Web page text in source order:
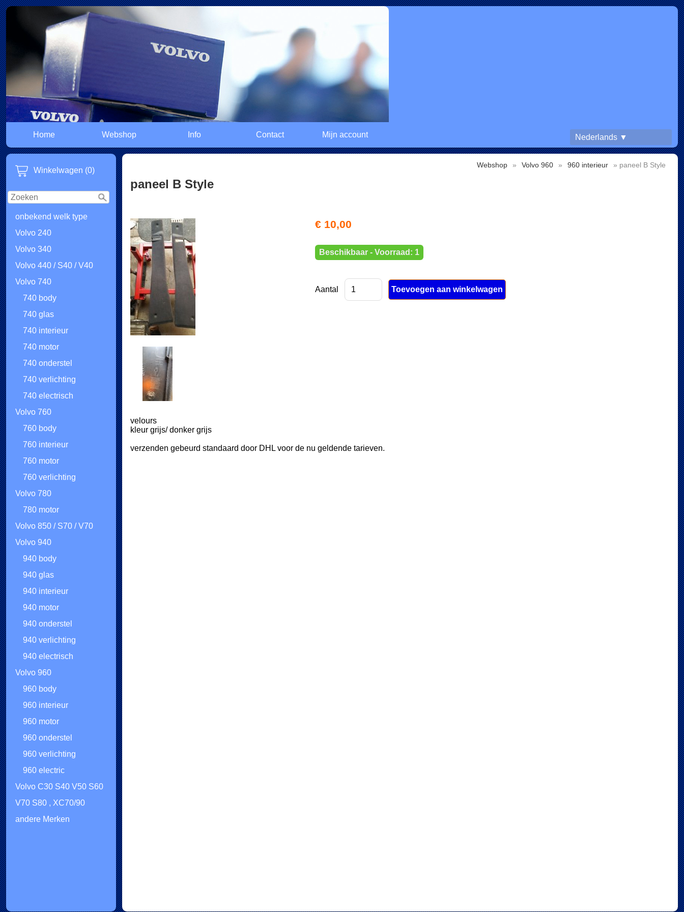
Nederlands ▼
Home Webshop Info Contact Mijn account
Winkelwagen (0)
onbekend welk type
Volvo 240
Volvo 340
Volvo 440 / S40 / V40
Volvo 740
740 body
740 glas
740 interieur
740 motor
740 onderstel
740 verlichting
740 electrisch
Volvo 760
760 body
760 interieur
760 motor
760 verlichting
Volvo 780
780 motor
Volvo 850 / S70 / V70
Volvo 940
940 body
940 glas
940 interieur
940 motor
940 onderstel
940 verlichting
940 electrisch
Volvo 960
960 body
960 interieur
960 motor
960 onderstel
960 verlichting
960 electric
Volvo C30 S40 V50 S60
V70 S80 , XC70/90
andere Merken
Webshop » Volvo 960 » 960 interieur » paneel B Style
paneel B Style
€ 10,00
Beschikbaar - Voorraad: 1
Aantal
velours
kleur grijs/ donker grijs
verzenden gebeurd standaard door DHL voor de nu geldende tarieven.